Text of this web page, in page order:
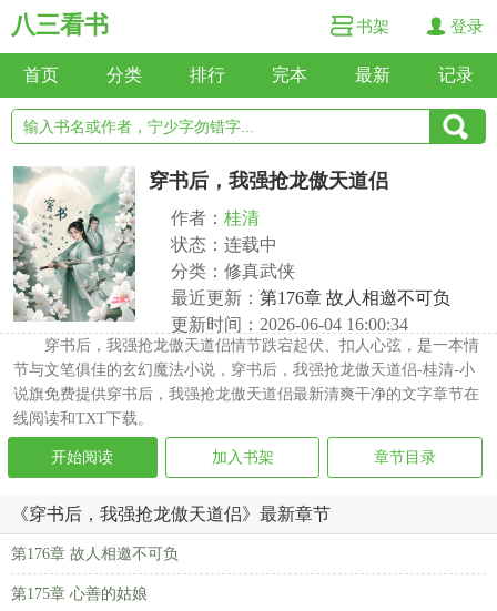
八三看书 书架 登录
首页 分类 排行 完本 最新 记录
穿书后，我强抢龙傲天道侣
作者： 桂清
状态：连载中
分类：修真武侠
最近更新： 第176章 故人相邀不可负
更新时间：2026-06-04 16:00:34
穿书后，我强抢龙傲天道侣情节跌宕起伏、扣人心弦，是一本情
节与文笔俱佳的玄幻魔法小说，穿书后，我强抢龙傲天道侣-桂清-小
说旗免费提供穿书后，我强抢龙傲天道侣最新清爽干净的文字章节在
线阅读和TXT下载。
开始阅读 加入书架 章节目录
《穿书后，我强抢龙傲天道侣》最新章节
第176章 故人相邀不可负
第175章 心善的姑娘